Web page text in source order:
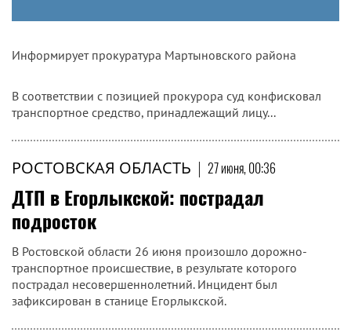
Информирует прокуратура Мартыновского района
В соответствии с позицией прокурора суд конфисковал
транспортное средство, принадлежащий лицу...
РОСТОВСКАЯ ОБЛАСТЬ | 27 июня, 00:36
ДТП в Егорлыкской: пострадал
подросток
В Ростовской области 26 июня произошло дорожно-
транспортное происшествие, в результате которого
пострадал несовершеннолетний. Инцидент был
зафиксирован в станице Егорлыкской.